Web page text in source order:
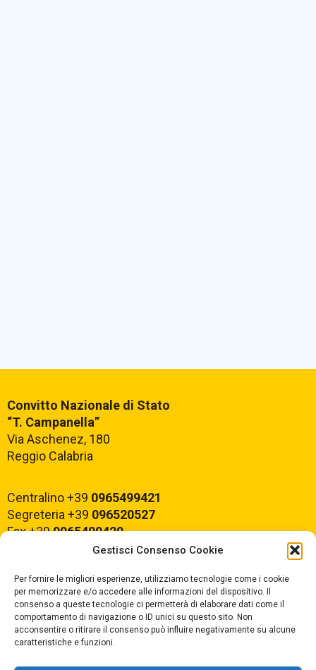
Gestisci Consenso Cookie
Per fornire le migliori esperienze, utilizziamo tecnologie come i cookie
per memorizzare e/o accedere alle informazioni del dispositivo. Il
consenso a queste tecnologie ci permetterà di elaborare dati come il
comportamento di navigazione o ID unici su questo sito. Non
acconsentire o ritirare il consenso può influire negativamente su alcune
caratteristiche e funzioni.
Convitto Nazionale di Stato
“T. Campanella”
Via Aschenez, 180
Reggio Calabria
Centralino +39 0965499421
Segreteria +39 096520527
Fax +390965499420
E-mail: rcvc010005@istruzione.it
PEC:rcvc010005@pec.istruzione.it
ORARIO DI APERTURA
Dal lunedì al Venerdì
dalle ore 07,00 alle ore 18,30